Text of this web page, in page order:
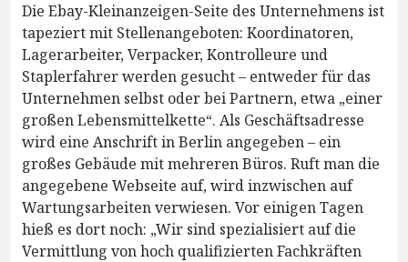
Die Ebay-Kleinanzeigen-Seite des Unternehmens ist
tapeziert mit Stellenangeboten: Koordinatoren,
Lagerarbeiter, Verpacker, Kontrolleure und
Staplerfahrer werden gesucht – entweder für das
Unternehmen selbst oder bei Partnern, etwa „einer
großen Lebensmittelkette“. Als Geschäftsadresse
wird eine Anschrift in Berlin angegeben – ein
großes Gebäude mit mehreren Büros. Ruft man die
angegebene Webseite auf, wird inzwischen auf
Wartungsarbeiten verwiesen. Vor einigen Tagen
hieß es dort noch: „Wir sind spezialisiert auf die
Vermittlung von hoch qualifizierten Fachkräften